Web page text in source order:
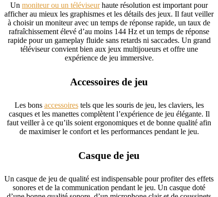
Un moniteur ou un téléviseurhaute résolution est important pour
afficher au mieux les graphismes et les détails des jeux. Il faut veiller
à choisir un moniteur avec un temps de réponse rapide, un taux de
rafraîchissement élevé d’au moins 144 Hz et un temps de réponse
rapide pour un gameplay fluide sans retards ni saccades. Un grand
téléviseur convient bien aux jeux multijoueurs et offre une
expérience de jeu immersive.
Accessoires de jeu
Les bons accessoirestels que les souris de jeu, les claviers, les
casques et les manettes complètent l’expérience de jeu élégante. Il
faut veiller à ce qu’ils soient ergonomiques et de bonne qualité afin
de maximiser le confort et les performances pendant le jeu.
Casque de jeu
Un casque de jeu de qualité est indispensable pour profiter des effets
sonores et de la communication pendant le jeu. Un casque doté